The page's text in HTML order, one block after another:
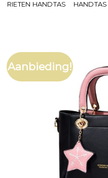
RIETEN HANDTAS
Aanbieding!